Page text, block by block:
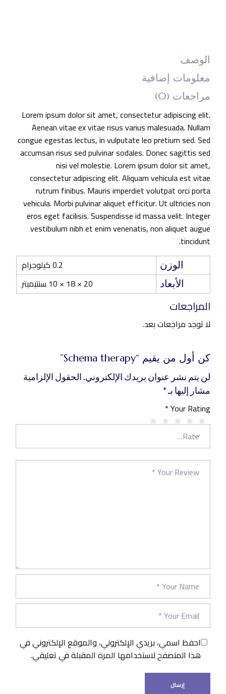
الوصف
معلومات إضافية
مراجعات (0)
Lorem ipsum dolor sit amet, consectetur adipiscing elit.
Aenean vitae ex vitae risus varius malesuada. Nullam
congue egestas lectus, in vulputate leo pretium sed. Sed
accumsan risus sed pulvinar sodales. Donec sagittis sed
nisi vel molestie. Lorem ipsum dolor sit amet,
consectetur adipiscing elit. Aliquam vehicula est vitae
rutrum finibus. Mauris imperdiet volutpat orci porta
vehicula. Morbi pulvinar aliquet efficitur. Ut ultricies non
eros eget facilisis. Suspendisse id massa velit. Integer
vestibulum nibh et enim venenatis, non aliquet augue
tincidunt.
الوزن 0.2 كيلوجرام
الأبعاد 20 × 18 × 10 سنتيميتر
المراجعات
لا توجد مراجعات بعد.
كن أول من يقيم “Schema therapy”
لن يتم نشر عنوان بريدك الإلكتروني. الحقول الإلزامية
مشار إليها بـ*
Your Rating
*
احفظ اسمي، بريدي الإلكتروني، والموقع الإلكتروني في
هذا المتصفح لاستخدامها المرة المقبلة في تعليقي.
إرسال